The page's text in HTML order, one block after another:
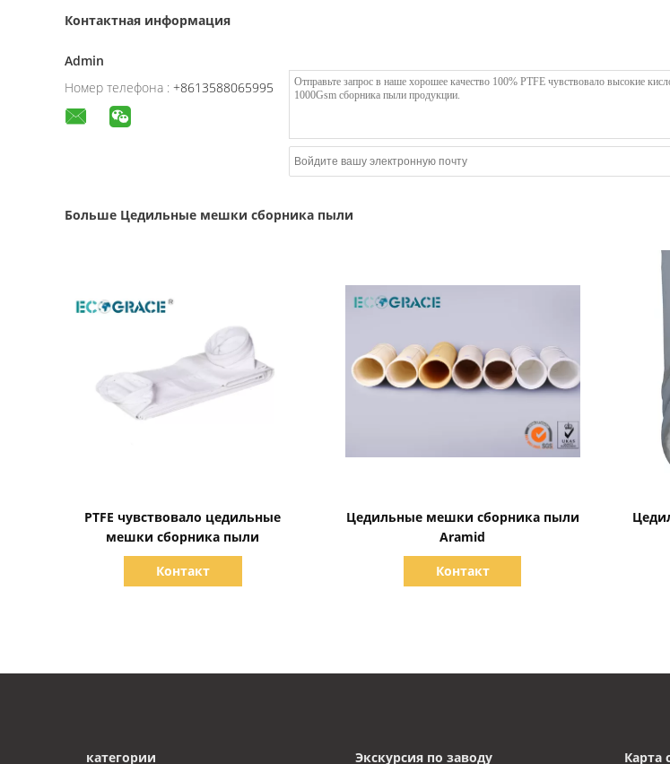
Контактная информация
Admin
Номер телефона : +8613588065995
Больше Цедильные мешки сборника пыли
PTFE чувствовало цедильные
мешки сборника пыли
Контакт
Цедильные мешки сборника пыли
Aramid
Контакт
категории Экскурсия по заводу Карта